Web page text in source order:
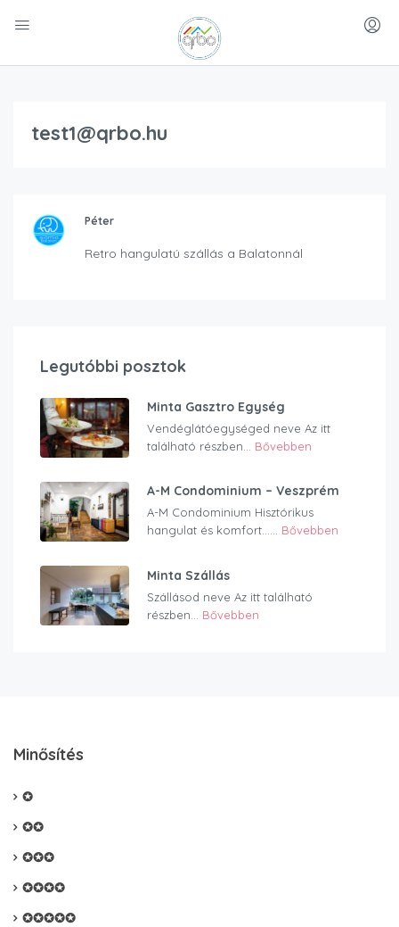
test1@qrbo.hu
Péter
Retro hangulatú szállás a Balatonnál
Legutóbbi posztok
Minta Gasztro Egység
Vendéglátóegységed neve Az itt
található részben... Bővebben
A-M Condominium – Veszprém
A-M Condominium Hisztórikus
hangulat és komfort…... Bővebben
Minta Szállás
Szállásod neve Az itt található
részben... Bővebben
Minősítés
✪
✪✪
✪✪✪
✪✪✪✪
✪✪✪✪✪